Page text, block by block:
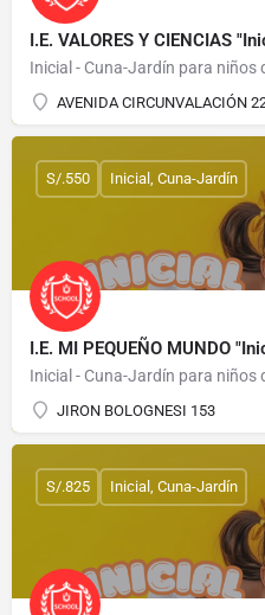
I.E. VALORES Y CIENCIAS
Inicial - Cuna-Jardín para niños
AVENIDA CIRCUNVALACIÓN
I.E. MI PEQUEÑO MUNDO
Inicial - Cuna-Jardín para niños
JIRON BOLOGNESI 153
S/.550 Inicial, Cuna-Jardín
S/.825 Inicial, Cuna-Jardín